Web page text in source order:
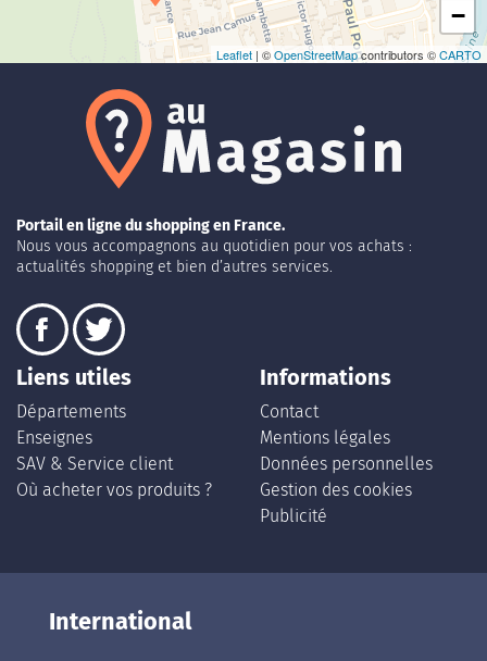
−
Leaflet | ©OpenStreetMapcontributors ©CARTO
Portail en ligne du shopping en France.
Nous vous accompagnons au quotidien pour vos achats :
actualités shopping et bien d’autres services.
Liens utiles
Départements
Enseignes
SAV & Service client
Où acheter vos produits ?
Informations
Contact
Mentions légales
Données personnelles
Gestion des cookies
Publicité
International